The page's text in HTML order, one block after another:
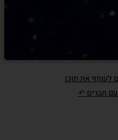
לשתף את תוכן
חברים ↶